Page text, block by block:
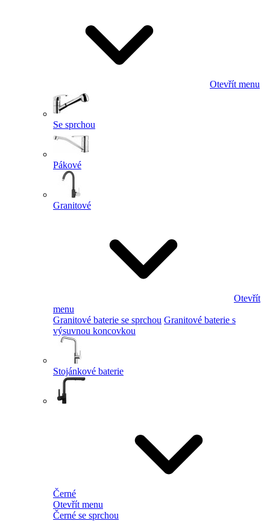
Otevřít menu
Se sprchou
Pákové
Granitové
Otevřít
menu
Granitové baterie se sprchou Granitové baterie s
výsuvnou koncovkou
Stojánkové baterie
Černé
Otevřít menu
Černé se sprchou